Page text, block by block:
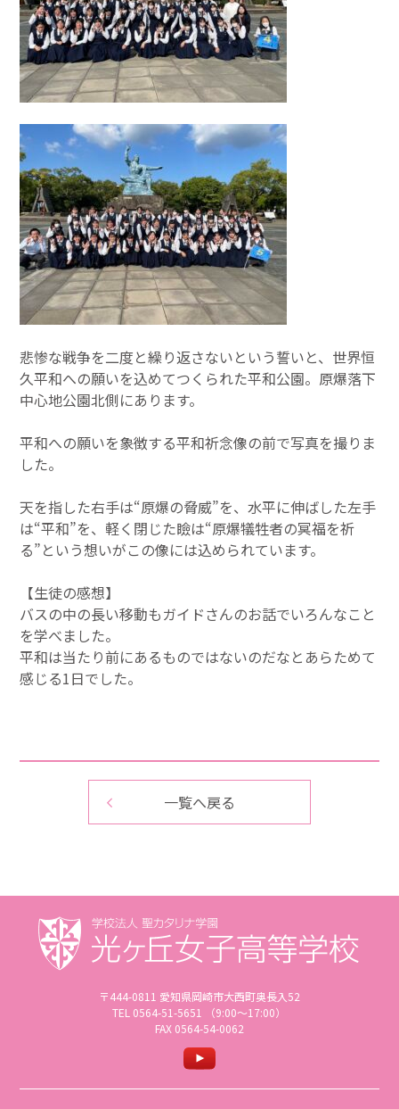
悲惨な戦争を二度と繰り返さないという誓いと、世界恒
久平和への願いを込めてつくられた平和公園。原爆落下
中心地公園北側にあります。
平和への願いを象徴する平和祈念像の前で写真を撮りま
した。
天を指した右手は“原爆の脅威”を、水平に伸ばした左手
は“平和”を、軽く閉じた瞼は“原爆犠牲者の冥福を祈
る”という想いがこの像には込められています。
【生徒の感想】
バスの中の長い移動もガイドさんのお話でいろんなこと
を学べました。
平和は当たり前にあるものではないのだなとあらためて
感じる1日でした。
一覧へ戻る
〒444-0811 愛知県岡崎市大西町奥長入52
TEL 0564-51-5651 （9:00〜17:00）
FAX 0564-54-0062